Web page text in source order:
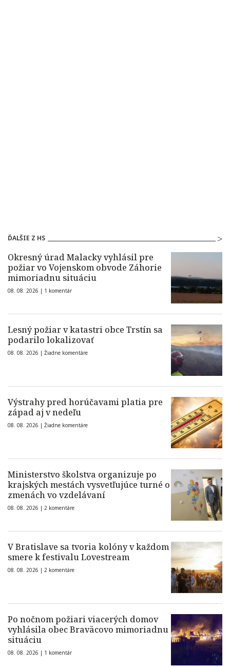
ĎALŠIE Z HS
Okresný úrad Malacky vyhlásil pre
požiar vo Vojenskom obvode Záhorie
mimoriadnu situáciu
08. 08. 2026 | 1 komentár
Lesný požiar v katastri obce Trstín sa
podarilo lokalizovať
08. 08. 2026 | Žiadne komentáre
Výstrahy pred horúčavami platia pre
západ aj v nedeľu
08. 08. 2026 | Žiadne komentáre
Ministerstvo školstva organizuje po
krajských mestách vysvetľujúce turné o
zmenách vo vzdelávaní
08. 08. 2026 | 2 komentáre
V Bratislave sa tvoria kolóny v každom
smere k festivalu Lovestream
08. 08. 2026 | 2 komentáre
Po nočnom požiari viacerých domov
vyhlásila obec Braväcovo mimoriadnu
situáciu
08. 08. 2026 | 1 komentár